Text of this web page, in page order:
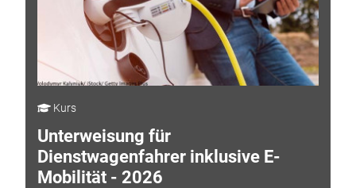
Kurs
Unterweisung für
Dienstwagenfahrer inklusive E-
Mobilität - 2026